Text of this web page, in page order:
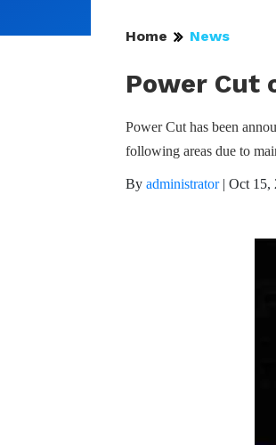
Home News
Power Cut
Power Cut has been
following areas due to
By administrator| Oct 15,